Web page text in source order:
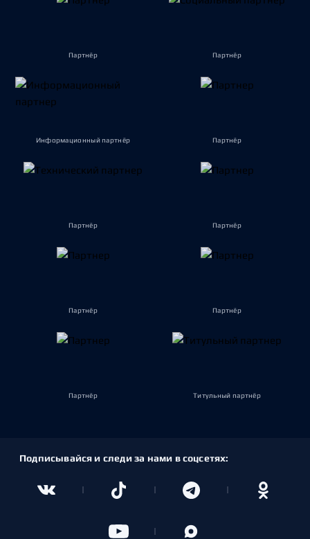
Партнёр Партнёр
Информационный партнёр Партнёр
Партнёр Партнёр
Партнёр Партнёр
Партнёр Титульный партнёр
Подписывайся и следи за нами в соцсетях: